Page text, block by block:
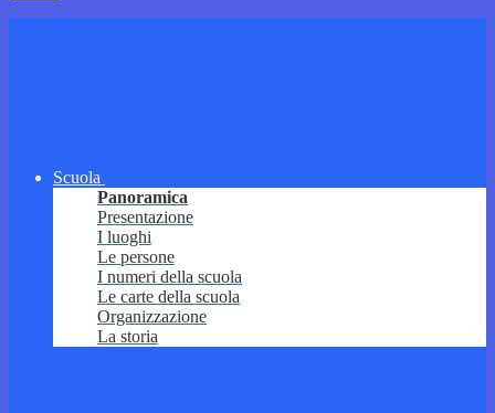
Scuola
Panoramica
Presentazione
I luoghi
Le persone
I numeri della scuola
Le carte della scuola
Organizzazione
La storia